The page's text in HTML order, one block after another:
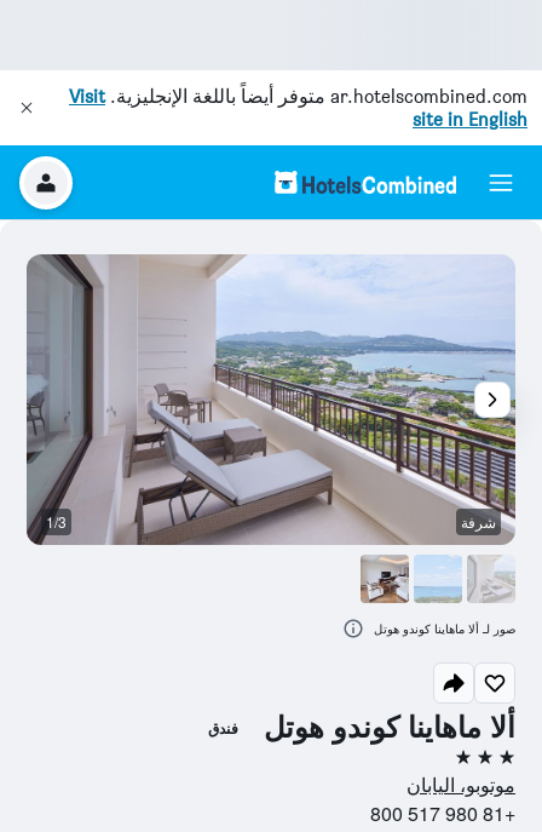
ar.hotelscombined.com متوفر أيضاً باللغة الإنجليزية.Visit
site in English
ألا ماهاينا كوندو هوتل فندق
3 نجوم
موتوبو، اليابان
+81 980 517 800
شرفة 1/3
صور لـ ألا ماهاينا كوندو هوتل